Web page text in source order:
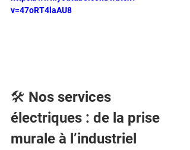
v=47oRT4laAU8
🛠️ Nos services
électriques : de la prise
murale à l’industriel